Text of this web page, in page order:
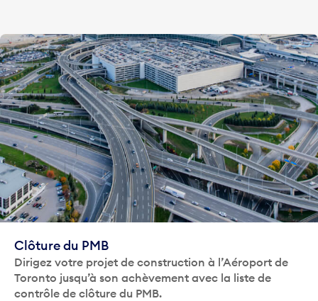
Clôture du PMB
Dirigez votre projet de construction à l’Aéroport de
Toronto jusqu’à son achèvement avec la liste de
contrôle de clôture du PMB.